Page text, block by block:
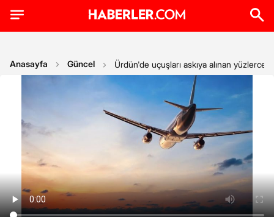
Anasayfa Güncel Ürdün'de uçuşları askıya alınan yüzlerce